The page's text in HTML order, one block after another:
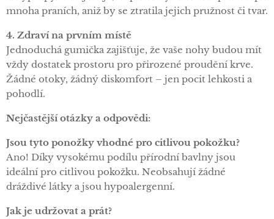
mnoha praních, aniž by se ztratila jejich pružnost či tvar.
4. Zdraví na prvním místě
Jednoduchá gumička zajišťuje, že vaše nohy budou mít
vždy dostatek prostoru pro přirozené proudění krve.
Žádné otoky, žádný diskomfort – jen pocit lehkosti a
pohodlí.
Nejčastější otázky a odpovědi:
Jsou tyto ponožky vhodné pro citlivou pokožku?
Ano! Díky vysokému podílu přírodní bavlny jsou
ideální pro citlivou pokožku. Neobsahují žádné
dráždivé látky a jsou hypoalergenní.
Jak je udržovat a prát?